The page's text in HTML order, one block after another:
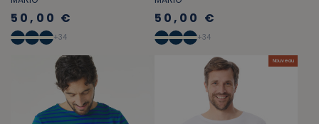
50,00 €
+34
50,00 €
+34
Nouveau